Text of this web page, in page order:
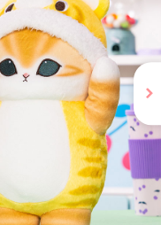
X
Instagram